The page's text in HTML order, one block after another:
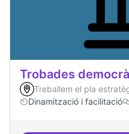
Trobades
Treballem el pla
Dinamització i facilitació